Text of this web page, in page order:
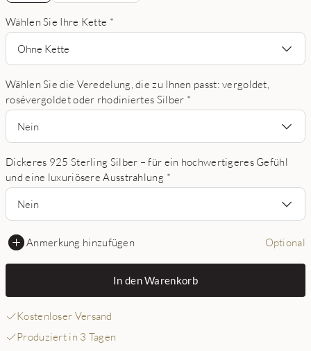
Wählen Sie Ihre Kette *
Ohne Kette
Wählen Sie die Veredelung, die zu Ihnen passt: vergoldet,
rosévergoldet oder rhodiniertes Silber *
Nein
Dickeres 925 Sterling Silber – für ein hochwertigeres Gefühl
und eine luxuriösere Ausstrahlung *
Nein
Anmerkung hinzufügen Optional
In den Warenkorb
Kostenloser Versand
Produziert in 3 Tagen